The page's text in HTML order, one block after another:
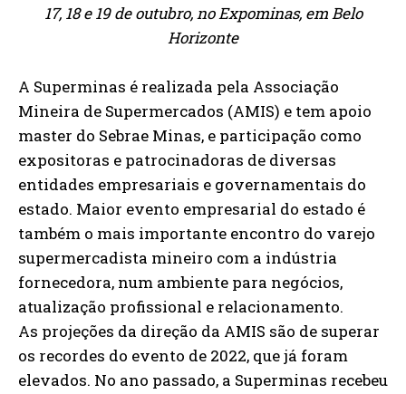
17, 18 e 19 de outubro, no Expominas, em Belo
Horizonte
A Superminas é realizada pela Associação
Mineira de Supermercados (AMIS) e tem apoio
master do Sebrae Minas, e participação como
expositoras e patrocinadoras de diversas
entidades empresariais e governamentais do
estado. Maior evento empresarial do estado é
também o mais importante encontro do varejo
supermercadista mineiro com a indústria
fornecedora, num ambiente para negócios,
atualização profissional e relacionamento.
As projeções da direção da AMIS são de superar
os recordes do evento de 2022, que já foram
elevados. No ano passado, a Superminas recebeu